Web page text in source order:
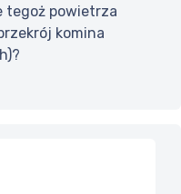
tegoż powietrza
komina